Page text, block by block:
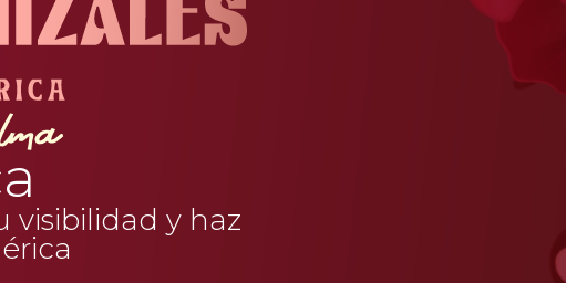
visibilidad y haz